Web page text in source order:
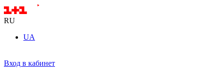
RU
UA
Вход в кабинет